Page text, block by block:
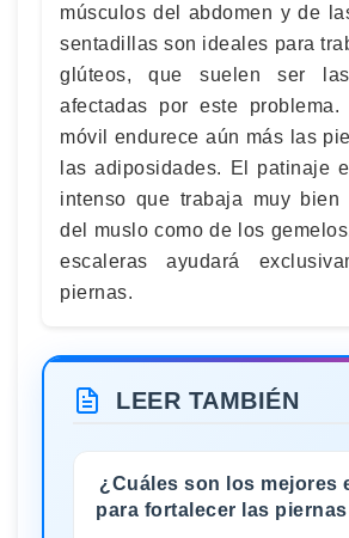
músculos del abdomen y de
sentadillas son ideales para
glúteos, que suelen ser
afectadas por este
móvil endurece aún más las
las adiposidades. El patinaje
intenso que trabaja muy bien
del muslo como de los
escaleras ayudará
piernas.
LEER TAMBIÉN
¿Cuáles son los mejores
para fortalecer las